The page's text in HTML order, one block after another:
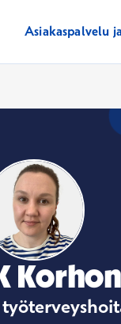
Asiakaspalvelu